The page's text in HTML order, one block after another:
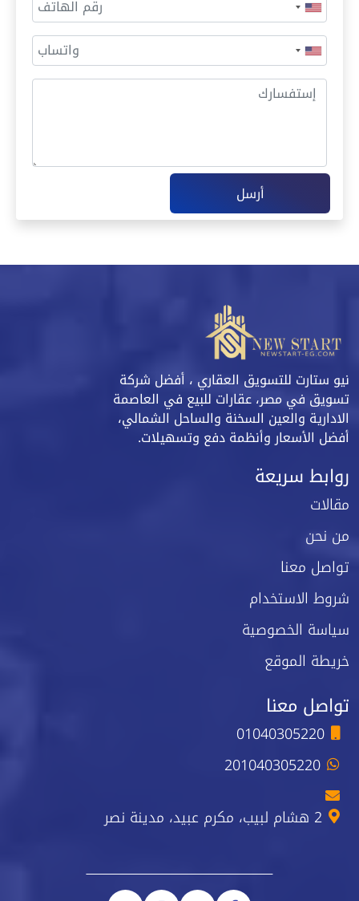
أرسل
نيو ستارت للتسويق العقاري ، أفضل شركة
تسويق في مصر، عقارات للبيع في العاصمة
الادارية والعين السخنة والساحل الشمالي،
أفضل الأسعار وأنظمة دفع وتسهيلات.
روابط سريعة
مقالات
من نحن
تواصل معنا
شروط الاستخدام
سياسة الخصوصية
خريطة الموقع
تواصل معنا
01040305220
201040305220
2 هشام لبيب، مكرم عبيد، مدينة نصر